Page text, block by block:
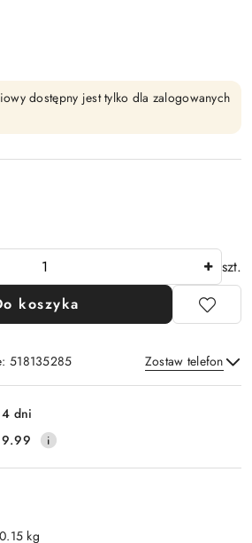
dostępny jest tylko dla zalogowanych
szt.
koszyka
518135285 Zostaw telefon
Wyślij
4 dni
9.99
0.15 kg